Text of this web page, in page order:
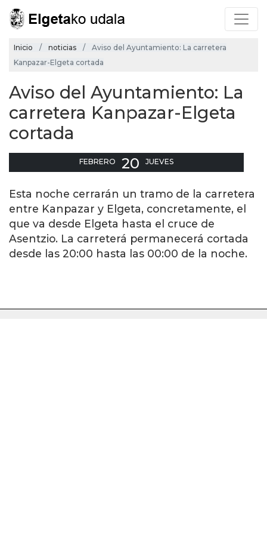
Inicio noticias
Aviso del Ayuntamiento: La carretera
Kanpazar-Elgeta cortada
Aviso del Ayuntamiento: La
carretera Kanpazar-Elgeta
cortada
FEBRERO 20 JUEVES
Esta noche cerrarán un tramo de la carretera
entre Kanpazar y Elgeta, concretamente, el
que va desde Elgeta hasta el cruce de
Asentzio. La carreterá permanecerá cortada
desde las 20:00 hasta las 00:00 de la noche.